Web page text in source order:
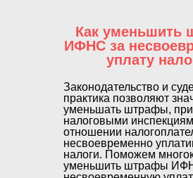
Как уменьшить
ИФНС за
уплату
Законодательство и
практика позволяют
уменьшать штрафы,
налоговыми
отношении
несвоевременно
налоги. Поможем
уменьшить штрафы